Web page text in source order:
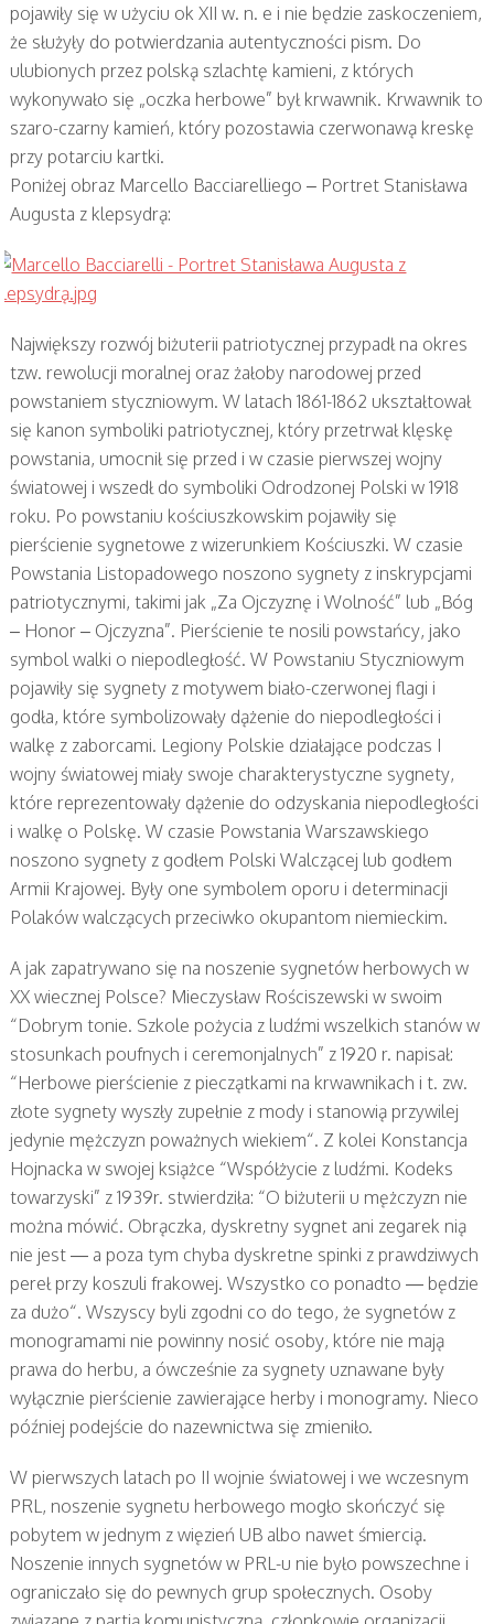
pojawiły się w użyciu ok XII w. n. e i nie będzie zaskoczeniem,
że służyły do potwierdzania autentyczności pism. Do
ulubionych przez polską szlachtę kamieni, z których
wykonywało się „oczka herbowe” był krwawnik. Krwawnik to
szaro-czarny kamień, który pozostawia czerwonawą kreskę
przy potarciu kartki.
Poniżej obraz Marcello Bacciarelliego – Portret Stanisława
Augusta z klepsydrą:
Największy rozwój biżuterii patriotycznej przypadł na okres
tzw. rewolucji moralnej oraz żałoby narodowej przed
powstaniem styczniowym. W latach 1861-1862 ukształtował
się kanon symboliki patriotycznej, który przetrwał klęskę
powstania, umocnił się przed i w czasie pierwszej wojny
światowej i wszedł do symboliki Odrodzonej Polski w 1918
roku. Po powstaniu kościuszkowskim pojawiły się
pierścienie sygnetowe z wizerunkiem Kościuszki. W czasie
Powstania Listopadowego noszono sygnety z inskrypcjami
patriotycznymi, takimi jak „Za Ojczyznę i Wolność” lub „Bóg
– Honor – Ojczyzna”. Pierścienie te nosili powstańcy, jako
symbol walki o niepodległość. W Powstaniu Styczniowym
pojawiły się sygnety z motywem biało-czerwonej flagi i
godła, które symbolizowały dążenie do niepodległości i
walkę z zaborcami. Legiony Polskie działające podczas I
wojny światowej miały swoje charakterystyczne sygnety,
które reprezentowały dążenie do odzyskania niepodległości
i walkę o Polskę. W czasie Powstania Warszawskiego
noszono sygnety z godłem Polski Walczącej lub godłem
Armii Krajowej. Były one symbolem oporu i determinacji
Polaków walczących przeciwko okupantom niemieckim.
A jak zapatrywano się na noszenie sygnetów herbowych w
XX wiecznej Polsce? Mieczysław Rościszewski w swoim
“Dobrym tonie. Szkole pożycia z ludźmi wszelkich stanów w
stosunkach poufnych i ceremonjalnych” z 1920 r. napisał:
“Herbowe pierścienie z pieczątkami na krwawnikach i t. zw.
złote sygnety wyszły zupełnie z mody i stanowią przywilej
jedynie mężczyzn poważnych wiekiem“. Z kolei Konstancja
Hojnacka w swojej książce “Współżycie z ludźmi. Kodeks
towarzyski” z 1939r. stwierdziła: “O biżuterii u mężczyzn nie
można mówić. Obrączka, dyskretny sygnet ani zegarek nią
nie jest — a poza tym chyba dyskretne spinki z prawdziwych
pereł przy koszuli frakowej. Wszystko co ponadto — będzie
za dużo“. Wszyscy byli zgodni co do tego, że sygnetów z
monogramami nie powinny nosić osoby, które nie mają
prawa do herbu, a ówcześnie za sygnety uznawane były
wyłącznie pierścienie zawierające herby i monogramy. Nieco
później podejście do nazewnictwa się zmieniło.
W pierwszych latach po II wojnie światowej i we wczesnym
PRL, noszenie sygnetu herbowego mogło skończyć się
pobytem w jednym z więzień UB albo nawet śmiercią.
Noszenie innych sygnetów w PRL-u nie było powszechne i
ograniczało się do pewnych grup społecznych. Osoby